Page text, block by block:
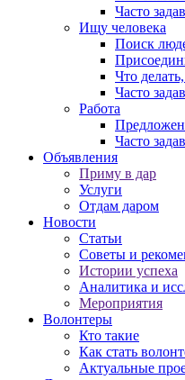
Часто
Ищу человека
Поиск
Что
Часто
Работа
Часто
Объявления
Приму в дар
Услуги
Отдам даром
Новости
Статьи
Советы и
Истории успеха
Аналитика и
Мероприятия
Волонтеры
Кто такие
Как стать
Актуальные